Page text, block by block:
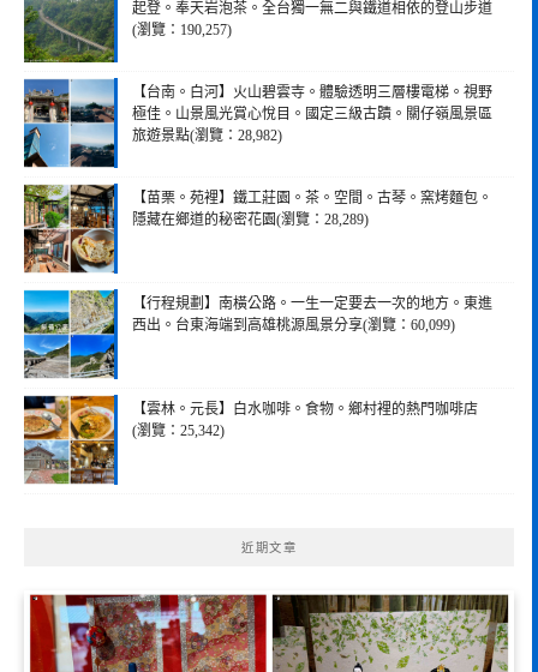
起登。奉天岩泡茶。全台獨一無二與鐵道相依的登山步道
(瀏覽：190,257)
【台南。白河】火山碧雲寺。體驗透明三層樓電梯。視野
極佳。山景風光賞心悅目。國定三級古蹟。關仔嶺風景區
旅遊景點(瀏覽：28,982)
【苗栗。苑裡】鐵工莊園。茶。空間。古琴。窯烤麵包。
隱藏在鄉道的秘密花園(瀏覽：28,289)
【行程規劃】南橫公路。一生一定要去一次的地方。東進
西出。台東海端到高雄桃源風景分享(瀏覽：60,099)
【雲林。元長】白水咖啡。食物。鄉村裡的熱門咖啡店
(瀏覽：25,342)
近期文章